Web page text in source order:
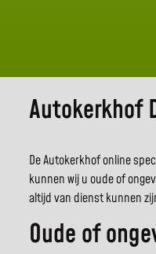
Autokerkhof
De Autokerkhof online
kunnen wij u oude of
altijd van dienst kunnen
Oude of